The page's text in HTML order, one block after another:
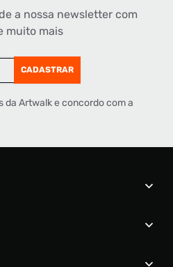
a nossa newsletter com
muito mais
CADASTRAR
Artwalk e concordo com a